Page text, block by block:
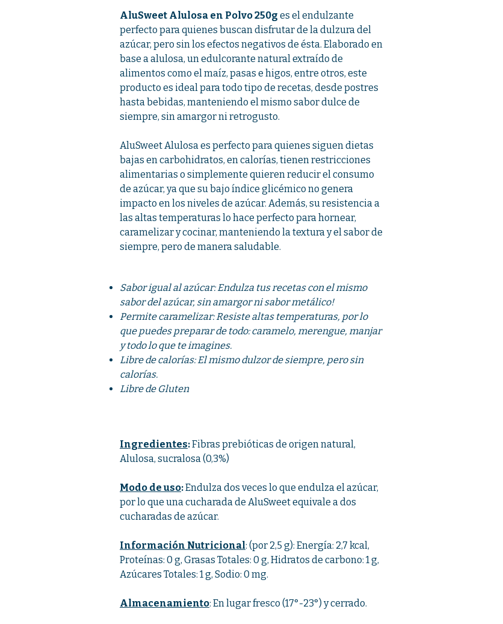
AluSweet Alulosa en Polvo 250g es el endulzante
perfecto para quienes buscan disfrutar de la dulzura del
azúcar, pero sin los efectos negativos de ésta. Elaborado en
base a alulosa, un edulcorante natural extraído de
alimentos como el maíz, pasas e higos, entre otros, este
producto es ideal para todo tipo de recetas, desde postres
hasta bebidas, manteniendo el mismo sabor dulce de
siempre, sin amargor ni retrogusto.
AluSweet Alulosa es perfecto para quienes siguen dietas
bajas en carbohidratos, en calorías, tienen restricciones
alimentarias o simplemente quieren reducir el consumo
de azúcar, ya que su bajo índice glicémico no genera
impacto en los niveles de azúcar. Además, su resistencia a
las altas temperaturas lo hace perfecto para hornear,
caramelizar y cocinar, manteniendo la textura y el sabor de
siempre, pero de manera saludable.
Sabor igual al azúcar: Endulza tus recetas con el mismo
sabor del azúcar, sin amargor ni sabor metálico!
Permite caramelizar: Resiste altas temperaturas, por lo
que puedes preparar de todo: caramelo, merengue, manjar
y todo lo que te imagines.
Libre de calorías: El mismo dulzor de siempre, pero sin
calorías.
Libre de Gluten
Ingredientes:Fibras prebióticas de origen natural,
Alulosa, sucralosa (0,3%)
Modo de uso:Endulza dos veces lo que endulza el azúcar,
por lo que una cucharada de AluSweet equivale a dos
cucharadas de azúcar.
Información Nutricional: (por 2,5 g): Energía: 2,7 kcal,
Proteínas: 0 g, Grasas Totales: 0 g, Hidratos de carbono: 1 g,
Azúcares Totales: 1 g, Sodio: 0 mg.
Almacenamiento: En lugar fresco (17°-23°) y cerrado.